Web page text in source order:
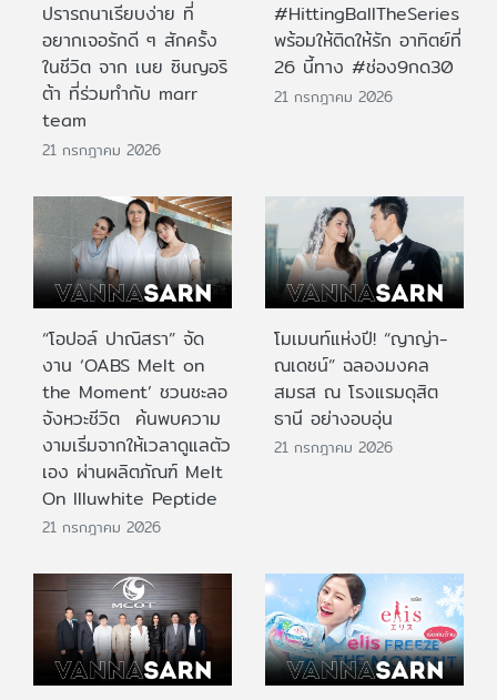
ปรารถนาเรียบง่าย ที่
อยากเจอรักดี ๆ สักครั้ง
ในชีวิต จาก เนย ซินญอริ
ต้า ที่ร่วมทำกับ marr
team
21 กรกฎาคม 2026
#HittingBallTheSeries
พร้อมให้ติดให้รัก อาทิตย์ที่
26 นี้ทาง #ช่อง9กด30
21 กรกฎาคม 2026
“โอปอล์ ปาณิสรา” จัด
งาน ‘OABS Melt on
the Moment’ ชวนชะลอ
จังหวะชีวิต ค้นพบความ
งามเริ่มจากให้เวลาดูแลตัว
เอง ผ่านผลิตภัณฑ์ Melt
On Illuwhite Peptide
21 กรกฎาคม 2026
โมเมนท์แห่งปี! “ญาญ่า-
ณเดชน์” ฉลองมงคล
สมรส ณ โรงแรมดุสิต
ธานี อย่างอบอุ่น
21 กรกฎาคม 2026